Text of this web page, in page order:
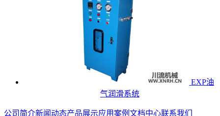
EXP油
气润滑系统
公司简介新闻动态产品展示应用案例 文档中心联系我们